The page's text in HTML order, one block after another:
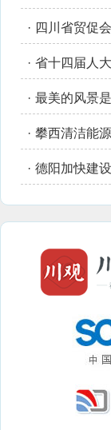
· 四川省贸促
· 省十四届人
· 最美的风景是
· 攀西清洁能
· 德阳加快建